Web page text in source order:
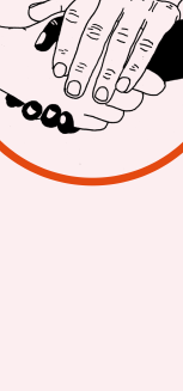
BMAA
Nahrung
steht, von